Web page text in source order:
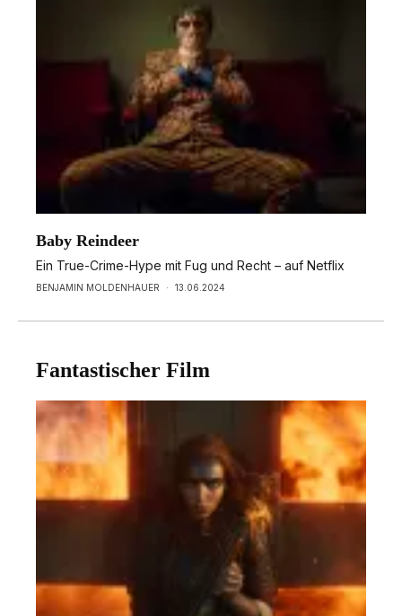
Baby Reindeer
Ein True-Crime-Hype mit Fug und Recht – auf Netflix
BENJAMIN MOLDENHAUER · 13.06.2024
Fantastischer Film